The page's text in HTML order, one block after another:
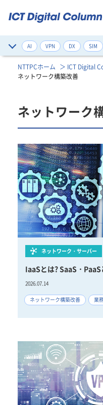
AI VPN DX SIM
サイバー攻撃対策 デジタル
ゼロトラスト 健康管理
NTTPCホーム ICT Digital
ネットワーク構築改善
ネットワーク
ネットワーク・サーバー
IaaSとは? SaaS・
2026.07.14
ネットワーク構築改善 業